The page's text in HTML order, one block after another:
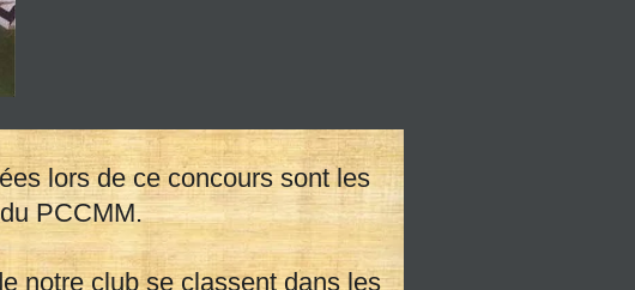
lors de ce concours sont les
PCCMM.
notre club se classent dans les